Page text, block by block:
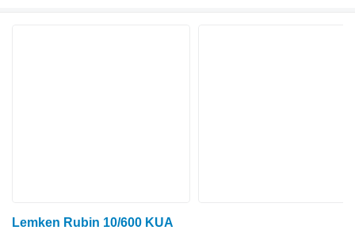
Lemken Rubin 10/600 KUA